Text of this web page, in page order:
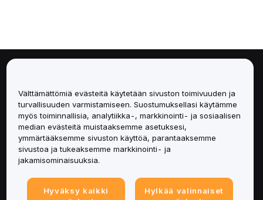
Palvelut
Tuki
Tuotteet
Lakiasiat
Välttämättömiä evästeitä käytetään sivuston toimivuuden ja
turvallisuuden varmistamiseen. Suostumuksellasi käytämme
myös toiminnallisia, analytiikka-, markkinointi- ja sosiaalisen
median evästeitä muistaaksemme asetuksesi,
ymmärtääksemme sivuston käyttöä, parantaaksemme
sivustoa ja tukeaksemme markkinointi- ja
jakamisominaisuuksia.
Hyväksy kaikki
Hylkää valinnaiset